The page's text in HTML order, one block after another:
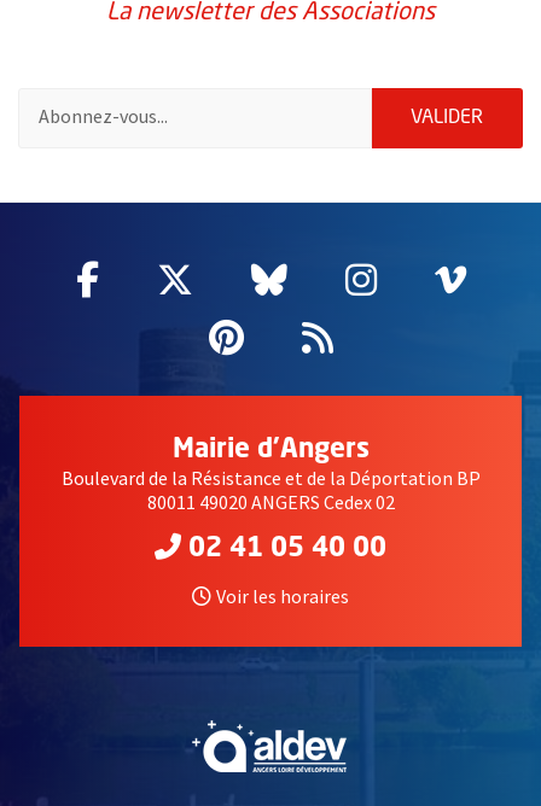
La newsletter des Associations
VALIDER
Facebook
, Ouvre une nouvelle fenêtre
Twitter
, Ouvre une nouvelle
Bluesky
, Ouvre une
Instagram
, Ouvre
,
Pinterest
, Ouvre une
Flux RSS
Mairie d'Angers
Boulevard de la Résistance et de la Déportation BP
80011 49020 ANGERS Cedex 02
02 41 05 40 00
Voir les horaires